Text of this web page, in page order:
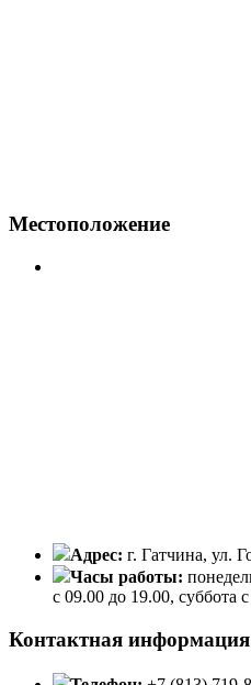
Местоположение
Адрес: г. Гатчина, ул.
Часы работы:
с 09.00 до 19.00, суббота
Контактная информация